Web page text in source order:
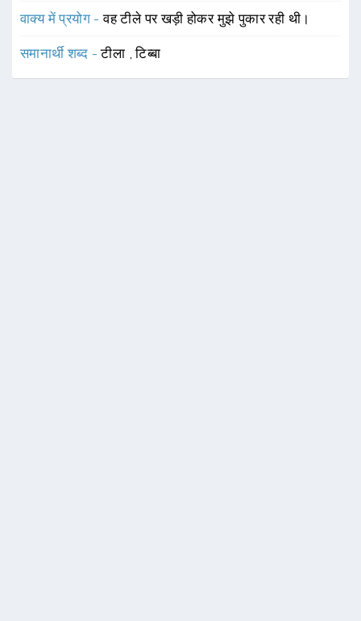
वाक्य में प्रयोग -वह टीले पर खड़ी होकर मुझे पुकार रही थी।
समानार्थी शब्द -टीला ,टिब्बा